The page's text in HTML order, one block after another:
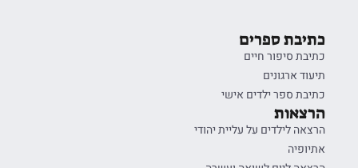
כתיבת ספרים
כתיבת סיפור חיים
תיעוד ארגונים
כתיבת ספר ילדים אישי
הרצאות
הרצאה לילדים על עליית יהודי
אתיופיה